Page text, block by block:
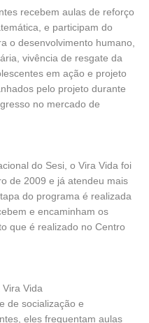
recebem aulas de reforço
e participam do
o desenvolvimento humano,
vivência de resgate da
em ação e projeto
pelo projeto durante
no mercado de
do Sesi, o Vira Vida foi
de 2009 e já atendeu mais
do programa é realizada
e encaminham os
que é realizado no Centro
Vida
de socialização e
eles frequentam aulas